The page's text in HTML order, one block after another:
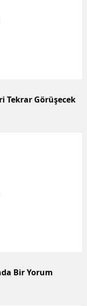
Tekrar Görüşecek
Bir Yorum